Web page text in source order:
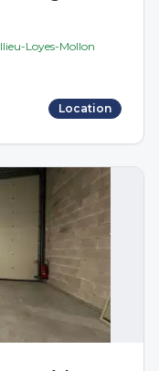
Loyes-Mollon
Location